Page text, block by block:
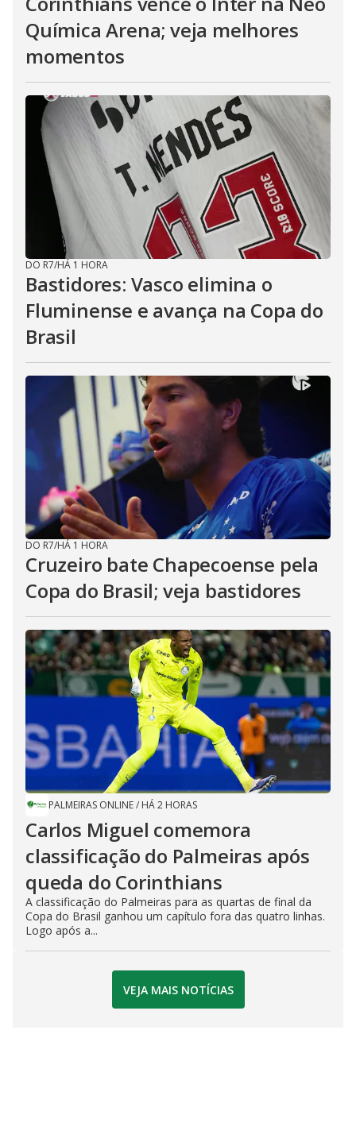
Química Arena; veja melhores
momentos
DO R7/HÁ 1 HORA
Bastidores: Vasco elimina o
Fluminense e avança na Copa do
Brasil
DO R7/HÁ 1 HORA
Cruzeiro bate Chapecoense pela
Copa do Brasil; veja bastidores
PALMEIRAS ONLINE/ HÁ 2 HORAS
Carlos Miguel comemora
classificação do Palmeiras após
queda do Corinthians
A classificação do Palmeiras para as quartas de final da
Copa do Brasil ganhou um capítulo fora das quatro linhas.
Logo após a...
VEJA MAIS NOTÍCIAS